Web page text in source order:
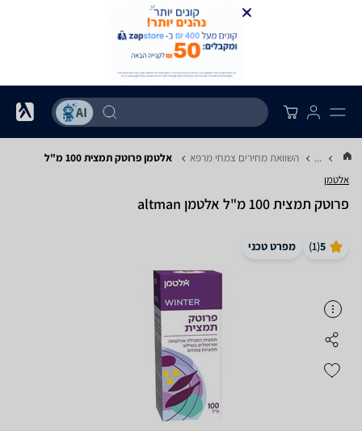
... השוואת מחירים צמחי מרפא אלטמן פרוטק תמצית 100 מ"ל
אלטמן
פרוטק תמצית 100 מ"ל ‏אלטמן altman
5
(
1
) מפרט טכני